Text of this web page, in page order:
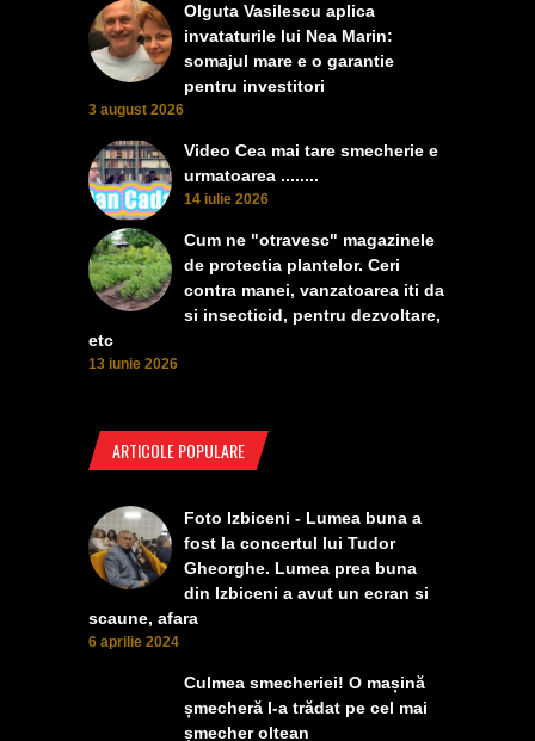
Olguta Vasilescu aplica
invataturile lui Nea Marin:
somajul mare e o garantie
pentru investitori
3 august 2026
Video Cea mai tare smecherie e
urmatoarea ........
14 iulie 2026
Cum ne "otravesc" magazinele
de protectia plantelor. Ceri
contra manei, vanzatoarea iti da
si insecticid, pentru dezvoltare,
etc
13 iunie 2026
ARTICOLE POPULARE
Foto Izbiceni - Lumea buna a
fost la concertul lui Tudor
Gheorghe. Lumea prea buna
din Izbiceni a avut un ecran si
scaune, afara
6 aprilie 2024
Culmea smecheriei! O mașină
șmecheră l-a trădat pe cel mai
șmecher oltean